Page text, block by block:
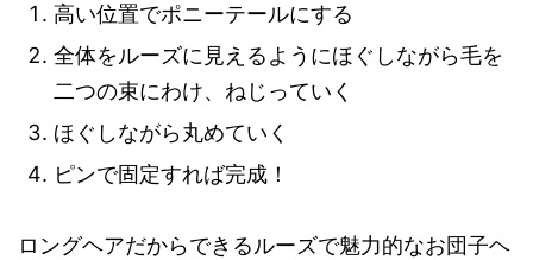
高い位置でポニーテールにする
全体をルーズに見えるようにほぐしながら毛を
二つの束にわけ、ねじっていく
ほぐしながら丸めていく
ピンで固定すれば完成！
ロングヘアだからできるルーズで魅力的なお団子ヘ